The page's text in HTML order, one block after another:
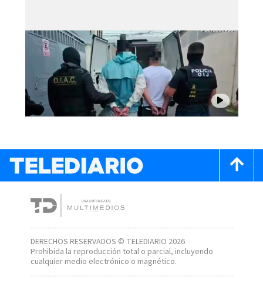
DERECHOS RESERVADOS © TELEDIARIO 2026
Prohibida la reproducción total o parcial, incluyendo
cualquier medio electrónico o magnético.